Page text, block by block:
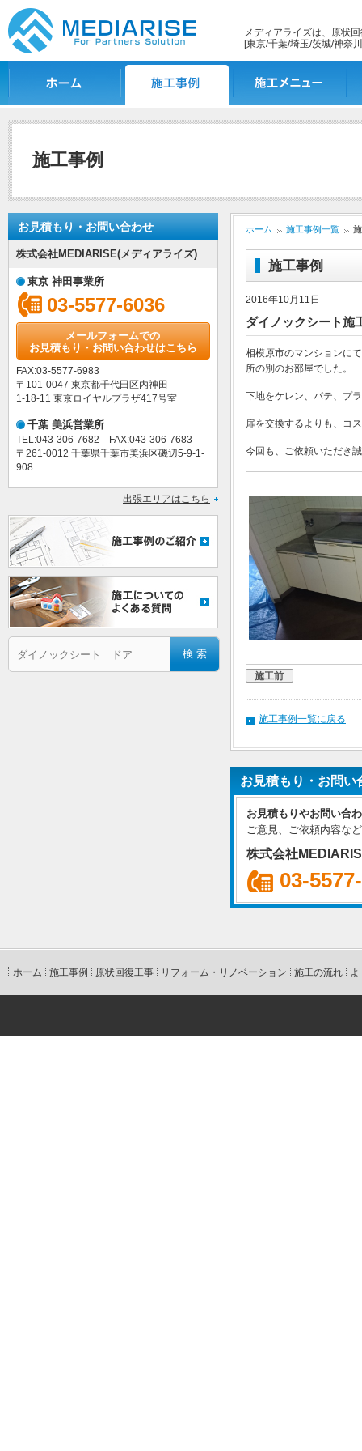
メディアライズは、原状
[東京/千葉/埼玉/茨城/神奈
施工事例
お見積もり・お問い合わせ
株式会社MEDIARISE(メディアライズ)
東京 神田事業所
03-5577-6036
メールフォームでの
お見積もり・お問い合わせはこちら
FAX:03-5577-6983
〒101-0047 東京都千代田区内神田
1-18-11 東京ロイヤルプラザ417号室
千葉 美浜営業所
TEL:043-306-7682 FAX:043-306-7683
〒261-0012 千葉県千葉市美浜区磯辺5-9-1-
908
出張エリアはこちら
ホーム 施工事例一覧
施工事例
2016年10月11日
ダイノックシート施
相模原市のマンションに
所の別のお部屋でした。
下地をケレン、パテ、プ
扉を交換するよりも、コ
今回も、ご依頼いただき
施工前
施工事例一覧に戻る
お見積もり・お問い
お見積もりやお問い合
ご意見、ご依頼内容な
株式会社
03-
ホーム 施工事例 原状回復工事 リフォーム・リノベーション 施工の流れ よ